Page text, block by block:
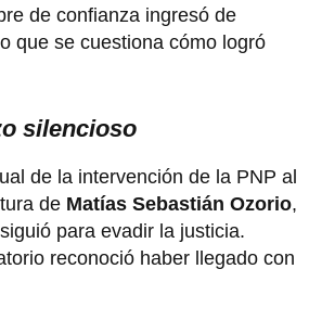
de confianza ingresó de
que se cuestiona cómo logró
silencioso
de la intervención de la PNP al
de Matías Sebastián Ozorio,
para evadir la justicia.
reconoció haber llegado con